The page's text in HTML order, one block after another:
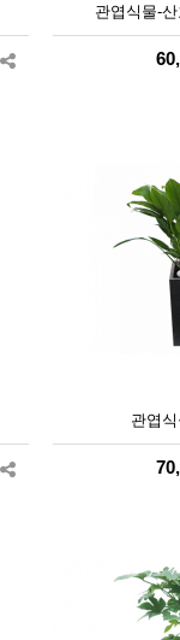
관엽식물-
관엽